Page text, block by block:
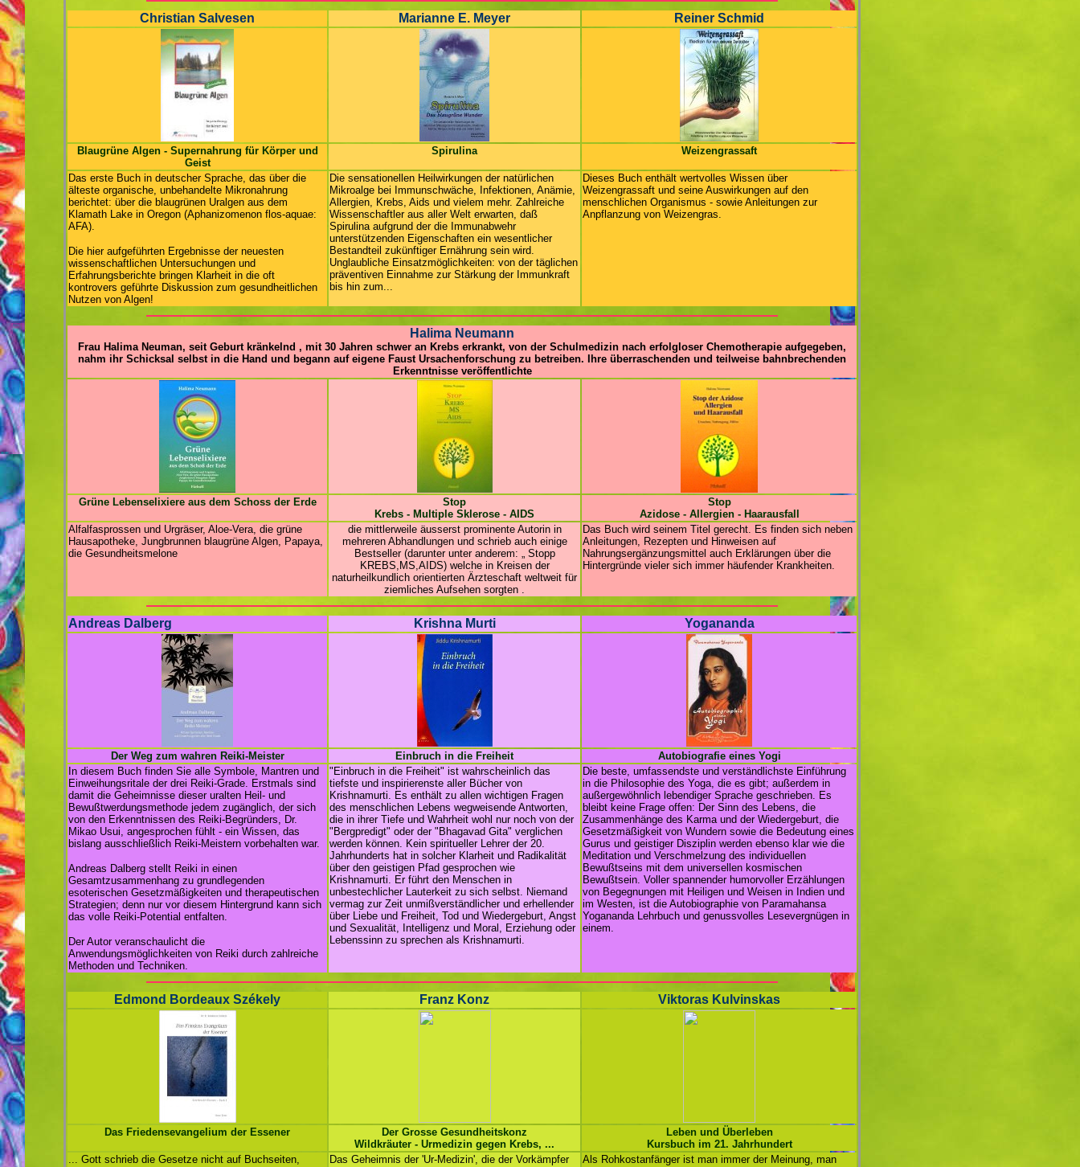
Christian Salvesen Marianne E. Meyer Reiner Schmid
Blaugrüne Algen -Supernahrung für Körper und
Geist
Spirulina Weizengrassaft
Das erste Buch in deutscher Sprache, das über die
älteste organische, unbehandelte Mikronahrung
berichtet: über die blaugrünen Uralgen aus dem
Klamath Lake in Oregon (Aphanizomenon flos-aquae:
AFA).
Die hier aufgeführten Ergebnisse der neuesten
wissenschaftlichen Untersuchungen und
Erfahrungsberichte bringen Klarheit in die oft
kontrovers geführte Diskussion zum gesundheitlichen
Nutzen von Algen!
Die sensationellen Heilwirkungen der natürlichen
Mikroalge bei Immunschwäche, Infektionen, Anämie,
Allergien, Krebs, Aids und vielem mehr. Zahlreiche
Wissenschaftler aus aller Welt erwarten, daß
Spirulina aufgrund der die Immunabwehr
unterstützenden Eigenschaften ein wesentlicher
Bestandteil zukünftiger Ernährung sein wird.
Unglaubliche Einsatzmöglichkeiten: von der täglichen
präventiven Einnahme zur Stärkung der Immunkraft
bis hin zum...
Dieses Buch enthält wertvolles Wissen über
Weizengrassaft und seine Auswirkungen auf den
menschlichen Organismus - sowie Anleitungen zur
Anpflanzung von Weizengras.
Halima Neumann
Frau Halima Neuman, seit Geburt kränkelnd , mit 30 Jahren schwer an Krebs erkrankt, von der Schulmedizin nach erfolgloser Chemotherapie aufgegeben,
nahm ihr Schicksal selbst in die Hand und begann auf eigene Faust Ursachenforschung zu betreiben. Ihre überraschenden und teilweise bahnbrechenden
Erkenntnisse veröffentlichte
Grüne Lebenselixiere aus dem Schoss der Erde
Stop
Krebs - Multiple Sklerose - AIDS
Stop
Azidose - Allergien - Haarausfall
Alfalfasprossen und Urgräser, Aloe-Vera, die grüne
Hausapotheke, Jungbrunnen blaugrüne Algen, Papaya,
die Gesundheitsmelone
die mittlerweile äusserst prominente Autorin in
mehreren Abhandlungen und schrieb auch einige
Bestseller (darunter unter anderem: „ Stopp
KREBS,MS,AIDS) welche in Kreisen der
naturheilkundlich orientierten Ärzteschaft weltweit für
ziemliches Aufsehen sorgten .
Das Buch wird seinem Titel gerecht. Es finden sich neben
Anleitungen, Rezepten und Hinweisen auf
Nahrungsergänzungsmittel auch Erklärungen über die
Hintergründe vieler sich immer häufender Krankheiten.
Andreas Dalberg Krishna Murti Yogananda
Der Weg zum wahren Reiki-Meister Einbruch in die Freiheit
Autobiografie eines Yogi
In diesem Buch finden Sie alle Symbole, Mantren und
Einweihungsritale der drei Reiki-Grade. Erstmals sind
damit die Geheimnisse dieser uralten Heil- und
Bewußtwerdungsmethode jedem zugänglich, der sich
von den Erkenntnissen des Reiki-Begründers, Dr.
Mikao Usui, angesprochen fühlt - ein Wissen, das
bislang ausschließlich Reiki-Meistern vorbehalten war.
Andreas Dalberg stellt Reiki in einen
Gesamtzusammenhang zu grundlegenden
esoterischen Gesetzmäßigkeiten und therapeutischen
Strategien; denn nur vor diesem Hintergrund kann sich
das volle Reiki-Potential entfalten.
Der Autor veranschaulicht die
Anwendungsmöglichkeiten von Reiki durch zahlreiche
Methoden und Techniken.
"Einbruch in die Freiheit" ist wahrscheinlich das
tiefste und inspirierenste aller Bücher von
Krishnamurti. Es enthält zu allen wichtigen Fragen
des menschlichen Lebens wegweisende Antworten,
die in ihrer Tiefe und Wahrheit wohl nur noch von der
"Bergpredigt" oder der "Bhagavad Gita" verglichen
werden können. Kein spiritueller Lehrer der 20.
Jahrhunderts hat in solcher Klarheit und Radikalität
über den geistigen Pfad gesprochen wie
Krishnamurti. Er führt den Menschen in
unbestechlicher Lauterkeit zu sich selbst. Niemand
vermag zur Zeit unmißverständlicher und erhellender
über Liebe und Freiheit, Tod und Wiedergeburt, Angst
und Sexualität, Intelligenz und Moral, Erziehung oder
Lebenssinn zu sprechen als Krishnamurti.
Die beste, umfassendste und verständlichste Einführung
in die Philosophie des Yoga, die es gibt; außerdem in
außergewöhnlich lebendiger Sprache geschrieben. Es
bleibt keine Frage offen: Der Sinn des Lebens, die
Zusammenhänge des Karma und der Wiedergeburt, die
Gesetzmäßigkeit von Wundern sowie die Bedeutung eines
Gurus und geistiger Disziplin werden ebenso klar wie die
Meditation und Verschmelzung des individuellen
Bewußtseins mit dem universellen kosmischen
Bewußtsein. Voller spannender humorvoller Erzählungen
von Begegnungen mit Heiligen und Weisen in Indien und
im Westen, ist die Autobiographie von Paramahansa
Yogananda Lehrbuch und genussvolles Lesevergnügen in
einem.
Edmond Bordeaux Székely Franz Konz Viktoras Kulvinskas
Das Friedensevangelium der Essener
Der Grosse Gesundheitskonz
Wildkräuter - Urmedizin gegen Krebs, ...
Leben und Überleben
Kursbuch im 21. Jahrhundert
... Gott schrieb die Gesetze nicht auf Buchseiten,
Das Geheimnis der 'Ur-Medizin', die der Vorkämpfer
Als Rohkostanfänger ist man immer der Meinung, man